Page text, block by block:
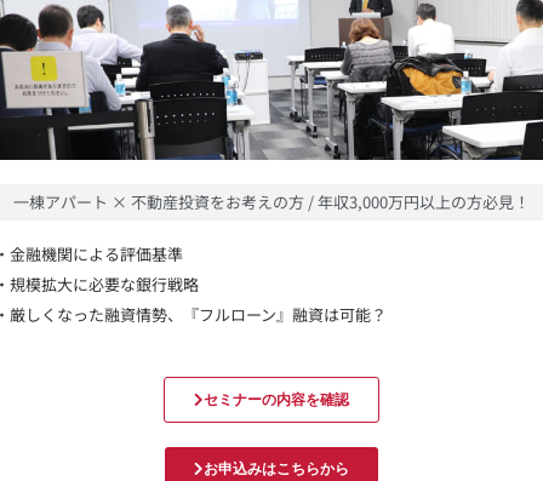
一棟アパート × 不動産投資をお考えの方 / 年収3,000万円以上の方必見！
金融機関による評価基準
規模拡大に必要な銀行戦略
厳しくなった融資情勢、『フルローン』融資は可能？
セミナーの内容を確認
お申込みはこちらから